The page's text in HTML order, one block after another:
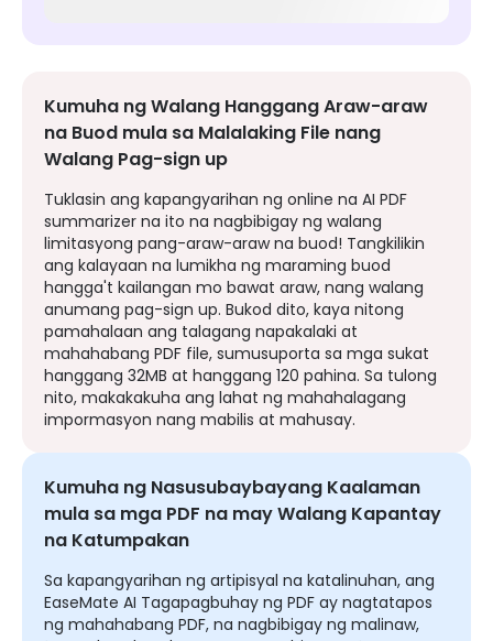
Kumuha ng Walang Hanggang Araw-araw
na Buod mula sa Malalaking File nang
Walang Pag-sign up
Tuklasin ang kapangyarihan ng online na AI PDF
summarizer na ito na nagbibigay ng walang
limitasyong pang-araw-araw na buod! Tangkilikin
ang kalayaan na lumikha ng maraming buod
hangga't kailangan mo bawat araw, nang walang
anumang pag-sign up. Bukod dito, kaya nitong
pamahalaan ang talagang napakalaki at
mahahabang PDF file, sumusuporta sa mga sukat
hanggang 32MB at hanggang 120 pahina. Sa tulong
nito, makakakuha ang lahat ng mahahalagang
impormasyon nang mabilis at mahusay.
Kumuha ng Nasusubaybayang Kaalaman
mula sa mga PDF na may Walang Kapantay
na Katumpakan
Sa kapangyarihan ng artipisyal na katalinuhan, ang
EaseMate AI Tagapagbuhay ng PDF ay nagtatapos
ng mahahabang PDF, na nagbibigay ng malinaw,